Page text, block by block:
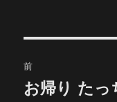
稿
前
前
お帰り たっ